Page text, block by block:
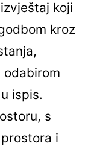
koji
kroz
odabirom
ispis.
s
i